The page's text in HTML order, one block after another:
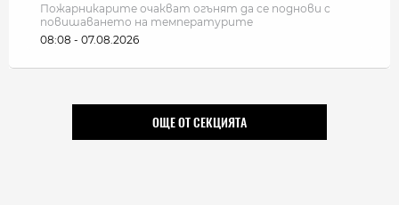
Пожарникарите очакват огънят да се поднови с
повишаването на температурите
08:08 - 07.08.2026
ОЩЕ ОТ СЕКЦИЯТА